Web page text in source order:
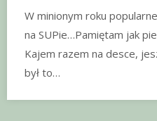
W minionym roku
na SUPie…Pamiętam jak
Kajem razem na desce,
był to…